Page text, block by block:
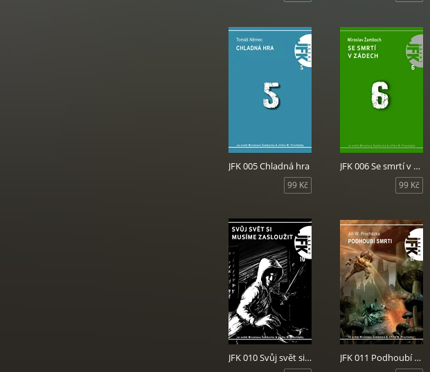
JFK 005 Chladná hra
99 Kč
JFK 006 Se smrtí v zádech
99 Kč
JFK 010 Svůj svět si musíme zasloužit JFK 011 Podhoubí smrti